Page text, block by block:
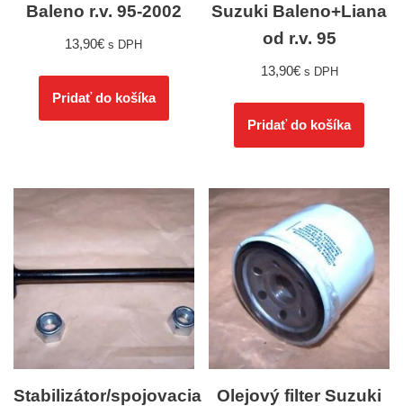
Baleno r.v. 95-2002
13,90€ s DPH
Pridať do košíka
Suzuki Baleno+Liana
od r.v. 95
13,90€ s DPH
Pridať do košíka
Stabilizátor/spojovacia
Olejový filter Suzuki